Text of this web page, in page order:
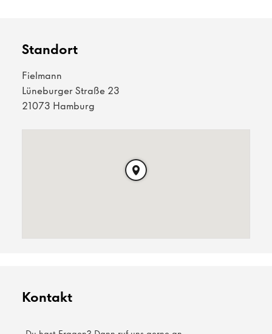
Standort
Fielmann
Lüneburger Straße 23
21073 Hamburg
Kontakt